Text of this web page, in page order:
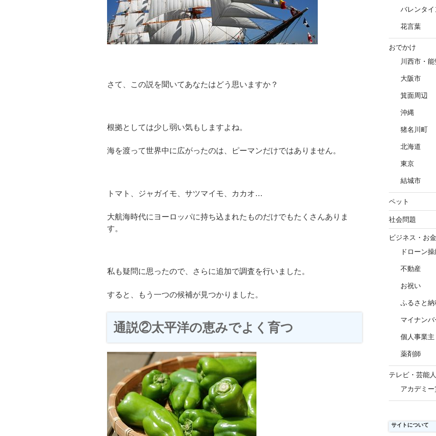
さて、この説を聞いてあなたはどう思いますか？
根拠としては少し弱い気もしますよね。
海を渡って世界中に広がったのは、ピーマンだけではありません。
トマト、ジャガイモ、サツマイモ、カカオ…
大航海時代にヨーロッパに持ち込まれたものだけでもたくさんありま
す。
私も疑問に思ったので、さらに追加で調査を行いました。
すると、もう一つの候補が見つかりました。
通説②太平洋の恵みでよく育つ
バレンタイ
花言葉
おでかけ
川西市・
大阪市
箕面周辺
沖縄
猪名川町
北海道
東京
結城市
ペット
社会問題
ビジネス・お金
ドローン
不動産
お祝い
ふるさと納
マイナンバ
個人事業主
薬剤師
テレビ・芸能人
アカデミー
サイトについて